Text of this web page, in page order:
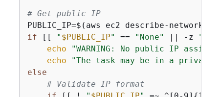
# Get public IP
PUBLIC_IP=$(aws ec2 describe-
if [[ " $PUBLIC_IP" == "None" || -z "
echo
"WARNING: No public IP
echo
"The task may be in a
else
# Validate IP format